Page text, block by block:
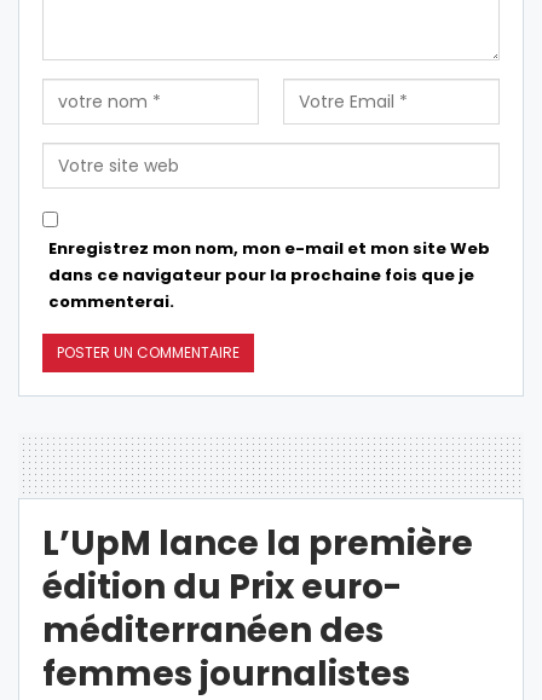
Enregistrez mon nom, mon e-mail et mon site Web
dans ce navigateur pour la prochaine fois que je
commenterai.
L’UpM lance la première
édition du Prix euro-
méditerranéen des
femmes journalistes